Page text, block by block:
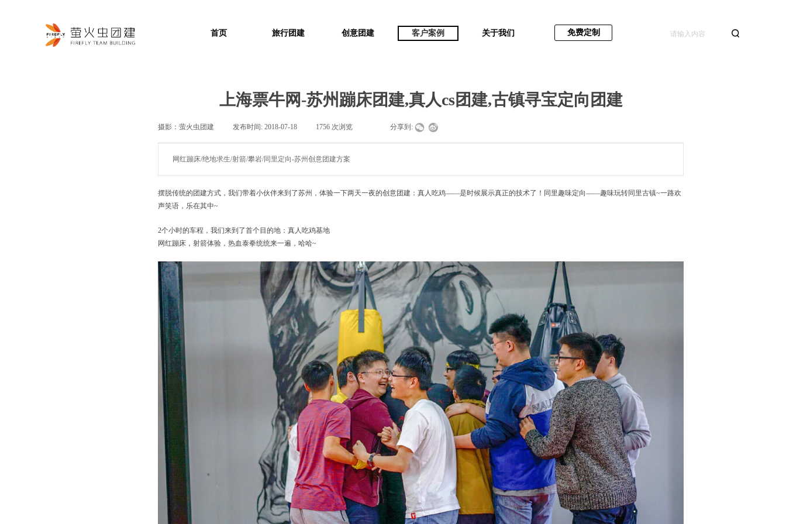
首页 旅行团建 创意团建 客户案例 关于我们 免费定制
上海票牛网-苏州蹦床团建,真人cs团建,古镇寻宝定向团建
摄影： 萤火虫团建 发布时间: 2018-07-18 1756 次浏览 分享到:
网红蹦床/绝地求生/射箭/攀岩/同里定向-苏州创意团建方案
摆脱传统的团建方式，我们带着小伙伴来到了苏州，体验一下两天一夜的创意团建：真人吃鸡——是时候展示真正的技术了！同里趣味定向——趣味玩转同里古镇~一路欢
声笑语，乐在其中~
2个小时的车程，我们来到了首个目的地：真人吃鸡基地
网红蹦床，射箭体验，热血泰拳统统来一遍，哈哈~